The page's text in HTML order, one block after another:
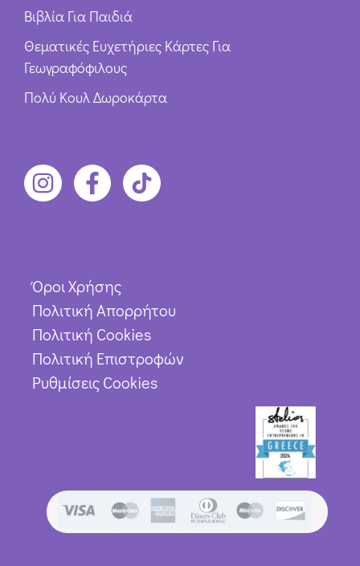
Βιβλία Για Παιδιά
Θεματικές Ευχετήριες Κάρτες Για
Γεωγραφόφιλους
Πολύ Κουλ Δωροκάρτα
Όροι Χρήσης
Πολιτική Απορρήτου
Πολιτική Cookies
Πολιτική Επιστροφών
Ρυθμίσεις Cookies